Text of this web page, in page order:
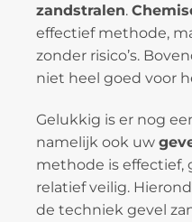
zandstralen.
effectief methode,
zonder risico’s.
niet heel goed voor
Gelukkig is er nog
namelijk ook uw
methode is effectief,
relatief veilig.
de techniek gevel